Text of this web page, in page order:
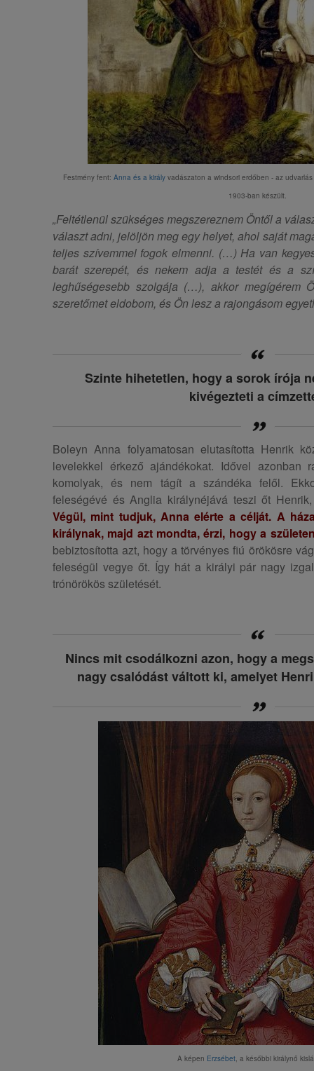
Festmény fent: Anna és a királyvadászaton a windsori erdőben - az
1903-ban készült.
„Feltétlenül szükséges megszereznem Öntől a
választ adni, jelöljön meg egy helyet, ahol saját
teljes szívemmel fogok elmenni. (…) Ha van
barát szerepét, és nekem adja a testét és a
leghűségesebb szolgája (…), akkor megígérem
szeretőmet eldobom, és Ön lesz a rajongásom
Szinte hihetetlen, hogy a sorok írója
kivégezteti a
Boleyn Anna folyamatosan elutasította Henrik
levelekkel érkező ajándékokat. Idővel azonban
komolyak, és nem tágít a szándéka felől.
feleségévé és Anglia királynéjává teszi őt
Végül, mint tudjuk, Anna elérte a célját. A
királynak, majd azt mondta, érzi, hogy a
bebiztosította azt, hogy a törvényes fiú örökösre
feleségül vegye őt. Így hát a királyi pár nagy
trónörökös születését.
Nincs mit csodálkozni azon, hogy a
nagy csalódást váltott ki, amelyet
A képen Erzsébet, a későbbi királynő